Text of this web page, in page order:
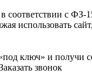
с ФЗ-
использовать
ключ» и получи
звонок